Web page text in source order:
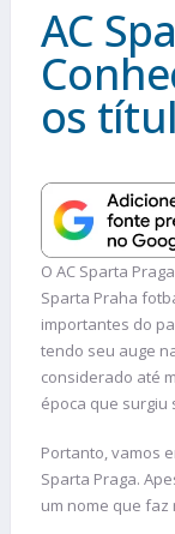
AC
os
O AC Sparta
Sparta Praha
importantes do
tendo seu auge
considerado até
época que surgiu
Portanto, vamos
Sparta Praga.
um nome que faz